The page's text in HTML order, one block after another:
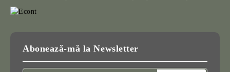
Abonează-mă la Newsletter